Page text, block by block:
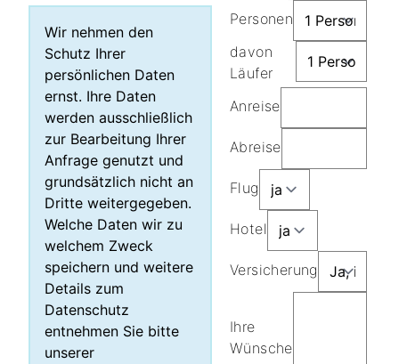
Wir nehmen den
Schutz Ihrer
persönlichen Daten
ernst. Ihre Daten
werden ausschließlich
zur Bearbeitung Ihrer
Anfrage genutzt und
grundsätzlich nicht an
Dritte weitergegeben.
Welche Daten wir zu
welchem Zweck
speichern und weitere
Details zum
Datenschutz
entnehmen Sie bitte
unserer
Personen
davon
Läufer
Anreise
Abreise
Flug
Hotel
Versicherung
Ihre
Wünsche